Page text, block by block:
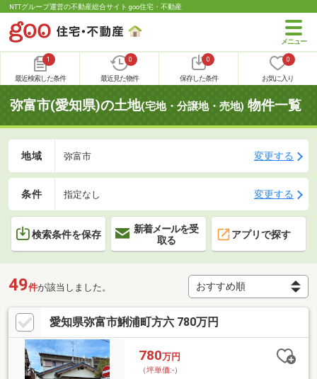
NTTグループ運営の不動産総合サイト goo住宅・不動産
1
最近検索した条件
0
最近見た物件
0
保存した条件
0
お気に入り
弥富市(愛知県)の土地(宅地・分譲地・売地) 物件一覧
地域 弥富市 変更する
条件 指定なし 変更する
検索条件を保存
新着メールを受
取る
アプリで探す
49件が該当しました。
愛知県弥富市鯏浦町方六 780万円
780万円
（坪単価:-）